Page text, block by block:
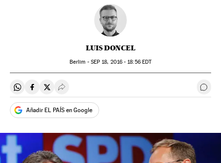
LUIS DONCEL
Berlim - SEP 18, 2016 - 18:56EDT
Compartir en Whatsapp
Compartir en Facebook
Compartir en Twitter
Desplegar Redes Sociales
Añadir EL PAÍS en Google